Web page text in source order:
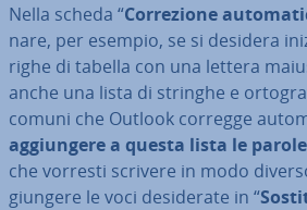
Nella scheda “Cor­re­zio­ne
na­re, per esempio, se si desidera
righe di tabella con una lettera
anche una lista di stringhe e
comuni che Outlook corregge
ag­giun­ge­re a questa lista le
che vorresti scrivere in modo
giun­ge­re le voci de­si­de­ra­te in “